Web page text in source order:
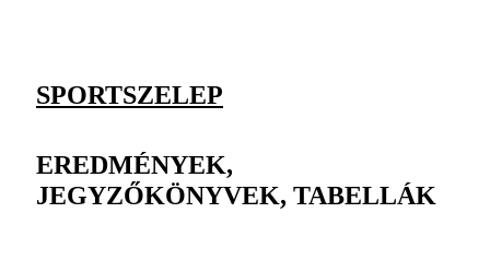
SPORTSZELEP
EREDMÉNYEK,
JEGYZŐKÖNYVEK, TABELLÁK